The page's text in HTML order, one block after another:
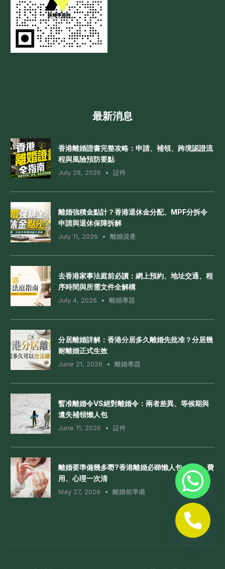
最新消息
香港離婚證書完整攻略：申請、補領、跨境認證流
程與風險預防要點
July 28, 2026 証件
離婚強積金點計？香港退休金分配、MPF分拆令
申請與退休保障拆解
July 11, 2026 離婚資產
去香港家事法庭前必讀：網上預約、地址交通、程
序時間與所需文件全解構
July 4, 2026 離婚專題
分居離婚詳解：香港分居多久離婚先批准？分居幾
耐離婚正式生效
June 21, 2026 離婚專題
暫准離婚令VS絕對離婚令：兩者差異、等候期與
遺失補領懶人包
June 11, 2026 証件
離婚要準備幾多嘢?香港離婚必睇懶人包: 文件、費
用、心理一次清
May 27, 2026 離婚前準備